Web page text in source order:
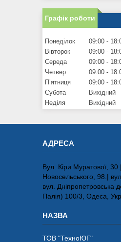
Графік роботи
Понеділок 09:00
Вівторок
09:00
Середа
09:00
Четвер
09:00
Пʼятниця
09:00
Субота
Вихідний
Неділя
Вихідний
Вул. Кіри Муратової,
Новосельського, 98.|
вул. Дніпропетровська
Палія) 100/3, Одеса,
ТОВ "ТехноЮГ"